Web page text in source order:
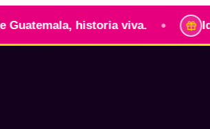
historia viva. •